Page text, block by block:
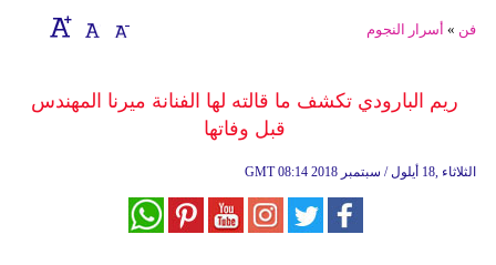
صحة
فن » أسرار النجوم
ريم البارودي تكشف ما قالته لها الفنانة ميرنا المهندس
قبل وفاتها
GMT 08:14 2018 الثلاثاء ,18 أيلول / سبتمبر